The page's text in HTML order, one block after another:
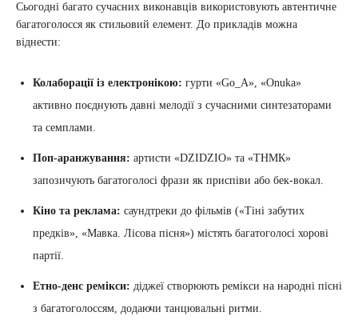
Сьогодні багато сучасних виконавців використовують автентичне
багатоголосся як стильовий елемент. До прикладів можна
віднести:
Колаборації із електронікою: гурти «Go_A», «Onuka»
активно поєднують давні мелодії з сучасними синтезаторами
та семплами.
Поп-аранжування: артисти «DZIDZIO» та «ТНМК»
запозичують багатоголосі фрази як приспіви або бек-вокал.
Кіно та реклама: саундтреки до фільмів («Тіні забутих
предків», «Мавка. Лісова пісня») містять багатоголосі хорові
партії.
Етно-денс ремікси: діджеї створюють ремікси на народні пісні
з багатоголоссям, додаючи танцювальні ритми.